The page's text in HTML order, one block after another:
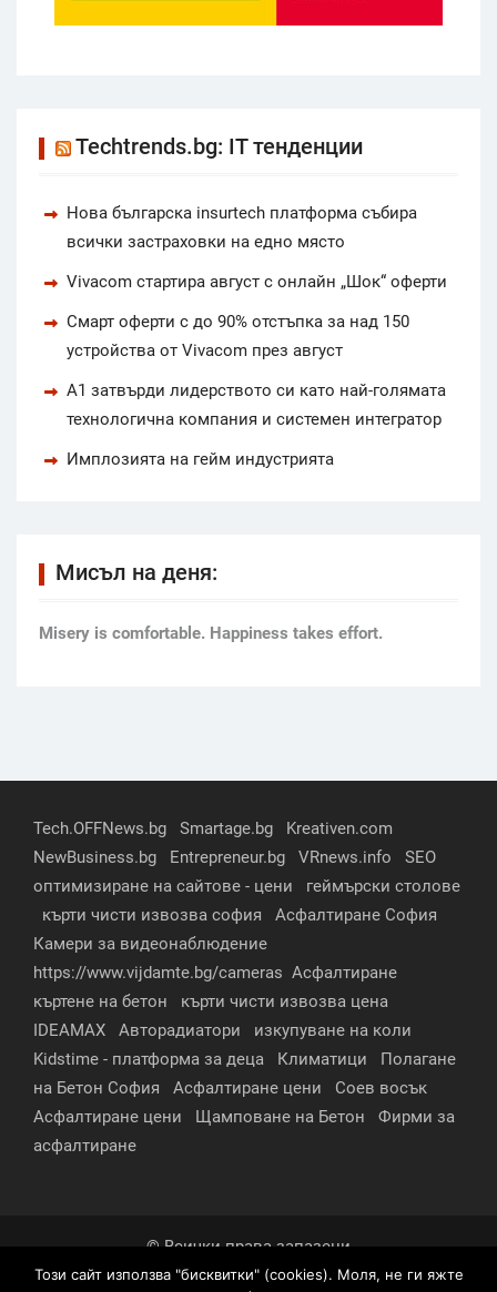
Techtrends.bg: IT тенденции
Нова българска insurtech платформа събира
всички застраховки на едно място
Vivacom стартира август с онлайн „Шок“ оферти
Смарт оферти с до 90% отстъпка за над 150
устройства от Vivacom през август
А1 затвърди лидерството си като най-голямата
технологична компания и системен интегратор
Имплозията на гейм индустрията
Мисъл на деня:
Мisery is comfortable. Happiness takes effort.
Tech.OFFNews.bg Smartage.bg
Kreativen.com
NewBusiness.bg
Entrepreneur.bg VRnews.info
SEO
оптимизиране на сайтове - цени
геймърски столове
кърти чисти извозва софия
Асфалтиране София
Камери за видеонаблюдение
https://www.vijdamte.bg/cameras Асфалтиране
къртене на бетон
кърти чисти извозва цена
IDEAMAX
Авторадиатори
изкупуване на коли
Kidstime - платформа за деца
Климатици
Полагане
на Бетон София
Асфалтиране цени
Соев восък
Асфалтиране цени
Щамповане на Бетон
Фирми за
асфалтиране
© Всички права запазени
За нас
Контакти Реклама Партньори
Този сайт използва "бисквитки" (cookies). Моля, не ги яжте